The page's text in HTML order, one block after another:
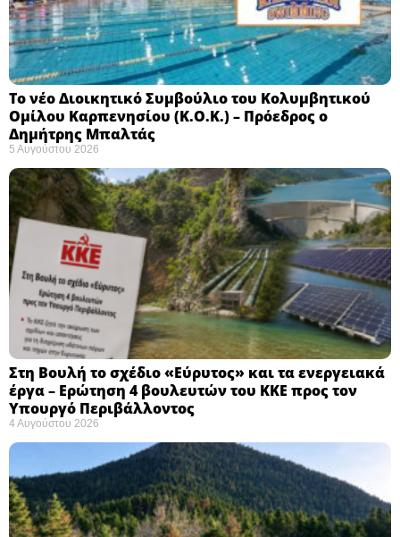
Το νέο Διοικητικό Συμβούλιο του Κολυμβητικού
Ομίλου Καρπενησίου (Κ.Ο.Κ.) – Πρόεδρος ο
Δημήτρης Μπαλτάς
5 Αυγούστου 2026
Στη Βουλή το σχέδιο «Εύρυτος» και τα ενεργειακά
έργα – Ερώτηση 4 βουλευτών του ΚΚΕ προς τον
Υπουργό Περιβάλλοντος
4 Αυγούστου 2026